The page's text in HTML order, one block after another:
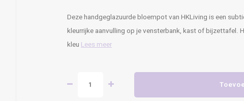
Deze handgeglazuurde bloempot van HKLiving is een
kleurrijke aanvulling op je vensterbank, kast of bijzettafel.
kleu Lees meer